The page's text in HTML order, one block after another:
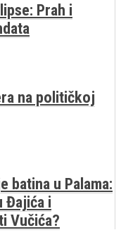
Prah i
na političkoj
batina u Palama:
Đajića i
Vučića?